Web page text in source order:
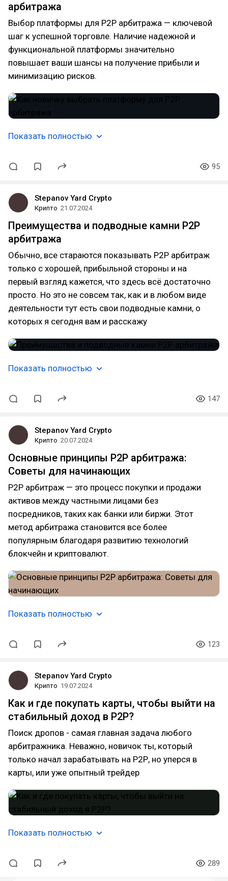
арбитража
Выбор платформы для P2P арбитража — ключевой
шаг к успешной торговле. Наличие надежной и
функциональной платформы значительно
повышает ваши шансы на получение прибыли и
минимизацию рисков.
Показать полностью
95
Stepanov Yard Crypto
Крипто 21.07.2024
Преимущества и подводные камни P2P
арбитража
Обычно, все стараются показывать P2P арбитраж
только с хорошей, прибыльной стороны и на
первый взгляд кажется, что здесь всё достаточно
просто. Но это не совсем так, как и в любом виде
деятельности тут есть свои подводные камни, о
которых я сегодня вам и расскажу
Показать полностью
147
Stepanov Yard Crypto
Крипто 20.07.2024
Основные принципы P2P арбитража:
Советы для начинающих
P2P арбитраж — это процесс покупки и продажи
активов между частными лицами без
посредников, таких как банки или биржи. Этот
метод арбитража становится все более
популярным благодаря развитию технологий
блокчейн и криптовалют.
Показать полностью
123
Stepanov Yard Crypto
Крипто 19.07.2024
Как и где покупать карты, чтобы выйти на
стабильный доход в P2P?
Поиск дропов - самая главная задача любого
арбитражника. Неважно, новичок ты, который
только начал зарабатывать на Р2Р, но уперся в
карты, или уже опытный трейдер
Показать полностью
289